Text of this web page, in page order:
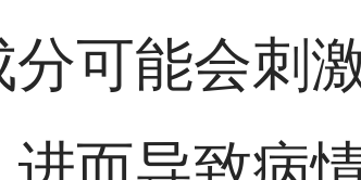
可能会刺